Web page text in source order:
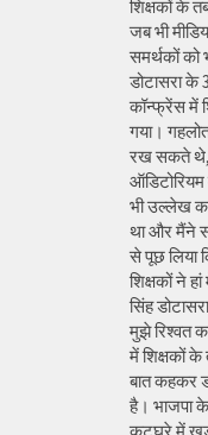
शिक्षकों के
जब भी
समर्थकों को
डोटासरा के
कॉन्फ्रेंस में
गया।
रख सकते थे,
भी उल्लेख
था और मैंने
से पूछ लिया
शिक्षकों ने
सिंह
मुझे रिश्वत
में शिक्षकों
बात कहकर
है। भाजपा